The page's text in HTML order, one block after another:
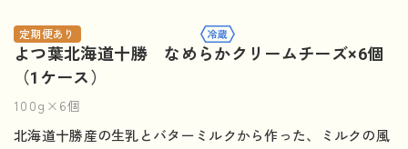
定期便あり
よつ葉北海道十勝 なめらかクリームチーズ×6個
（1ケース）
100g×6個
北海道十勝産の生乳とバターミルクから作った、ミルクの風